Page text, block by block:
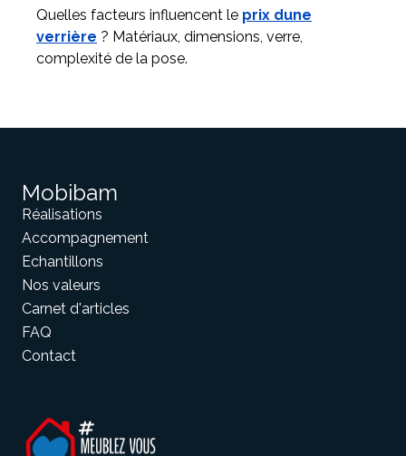
Quelles facteurs influencent le prix dune
verrière ? Matériaux, dimensions, verre,
complexité de la pose.
Mobibam
Réalisations
Accompagnement
Echantillons
Nos valeurs
Carnet d'articles
FAQ
Contact